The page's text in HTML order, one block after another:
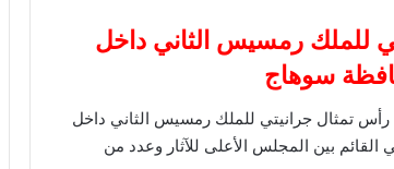
للملك رمسيس الثاني داخل
سوهاج
رأس تمثال جرانيتي للملك رمسيس الثاني داخل
بين المجلس الأعلى للآثار وعدد من